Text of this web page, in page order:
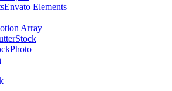
Envato Elements
Array